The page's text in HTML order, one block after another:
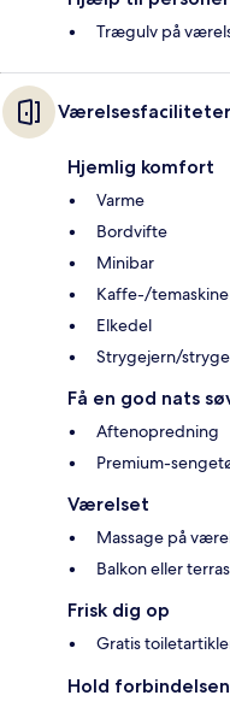
Trægulv på
Værelsesfaciliteter
Hjemlig komfort
Varme
Bordvifte
Minibar
Kaffe-/temaskine
Elkedel
Strygejern/
Få en god nats
Aftenopredning
Premium-
Værelset
Massage på
Balkon eller
Frisk dig op
Gratis
Hold forbindelsen